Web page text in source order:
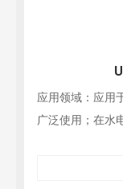
应用领域：应用
广泛使用；在水